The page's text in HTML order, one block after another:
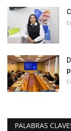
PALABRAS